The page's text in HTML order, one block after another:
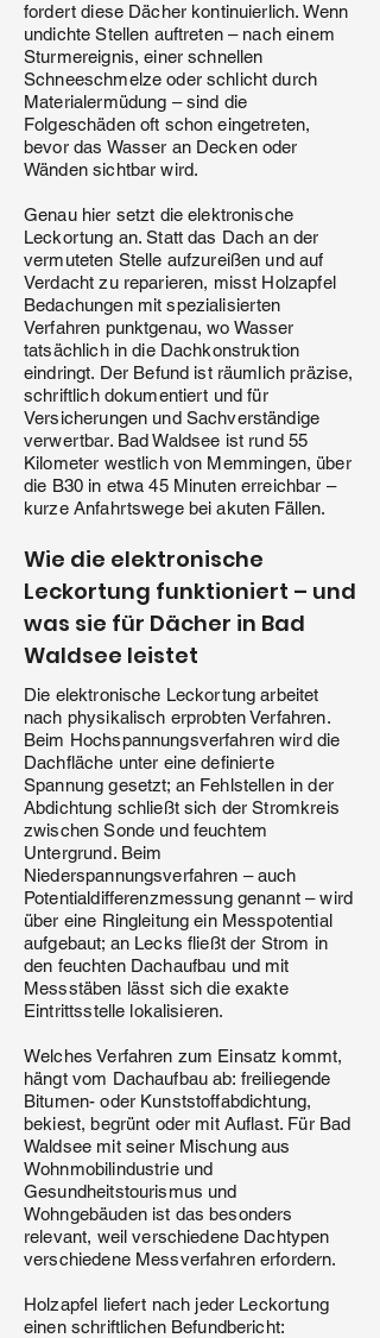
fordert diese Dächer kontinuierlich. Wenn
undichte Stellen auftreten – nach einem
Sturmereignis, einer schnellen
Schneeschmelze oder schlicht durch
Materialermüdung – sind die
Folgeschäden oft schon eingetreten,
bevor das Wasser an Decken oder
Wänden sichtbar wird.
Genau hier setzt die elektronische
Leckortung an. Statt das Dach an der
vermuteten Stelle aufzureißen und auf
Verdacht zu reparieren, misst Holzapfel
Bedachungen mit spezialisierten
Verfahren punktgenau, wo Wasser
tatsächlich in die Dachkonstruktion
eindringt. Der Befund ist räumlich präzise,
schriftlich dokumentiert und für
Versicherungen und Sachverständige
verwertbar. Bad Waldsee ist rund 55
Kilometer westlich von Memmingen, über
die B30 in etwa 45 Minuten erreichbar –
kurze Anfahrtswege bei akuten Fällen.
Wie die elektronische
Leckortung funktioniert – und
was sie für Dächer in Bad
Waldsee leistet
Die elektronische Leckortung arbeitet
nach physikalisch erprobten Verfahren.
Beim Hochspannungsverfahren wird die
Dachfläche unter eine definierte
Spannung gesetzt; an Fehlstellen in der
Abdichtung schließt sich der Stromkreis
zwischen Sonde und feuchtem
Untergrund. Beim
Niederspannungsverfahren – auch
Potentialdifferenzmessung genannt – wird
über eine Ringleitung ein Messpotential
aufgebaut; an Lecks fließt der Strom in
den feuchten Dachaufbau und mit
Messstäben lässt sich die exakte
Eintrittsstelle lokalisieren.
Welches Verfahren zum Einsatz kommt,
hängt vom Dachaufbau ab: freiliegende
Bitumen- oder Kunststoffabdichtung,
bekiest, begrünt oder mit Auflast. Für Bad
Waldsee mit seiner Mischung aus
Wohnmobilindustrie und
Gesundheitstourismus und
Wohngebäuden ist das besonders
relevant, weil verschiedene Dachtypen
verschiedene Messverfahren erfordern.
Holzapfel liefert nach jeder Leckortung
einen schriftlichen Befundbericht: